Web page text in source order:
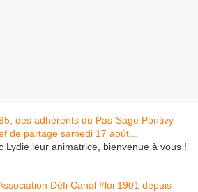
Lydie leur animatrice, bienvenue à vous !
Défi Canal #loi 1901 depuis